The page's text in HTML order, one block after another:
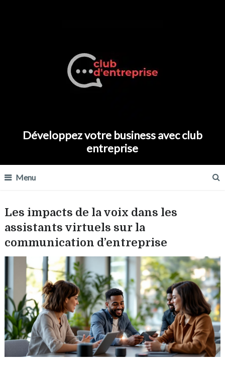
Développez votre business avec club
entreprise
Menu
Les impacts de la voix dans les
assistants virtuels sur la
communication d’entreprise